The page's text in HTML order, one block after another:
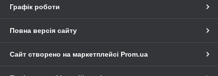
Графік роботи
Повна версія сайту
Сайт створено на маркетплейсі Prom.ua